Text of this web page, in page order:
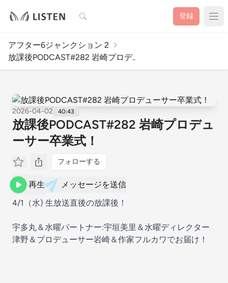
検索 登録
アフター6ジャンクション 2
放課後PODCAST#282 岩崎プロデ..
2026-04-02 40:43
放課後PODCAST#282 岩崎プロデュ
ーサー卒業式！
フォローする
再生
メッセージを送信
4/1（水) 生放送直後の放課後！
宇多丸＆水曜パートナー:宇垣美里＆水曜ディレクター
津野＆プロデューサー岩崎＆作家フルカワでお届け！